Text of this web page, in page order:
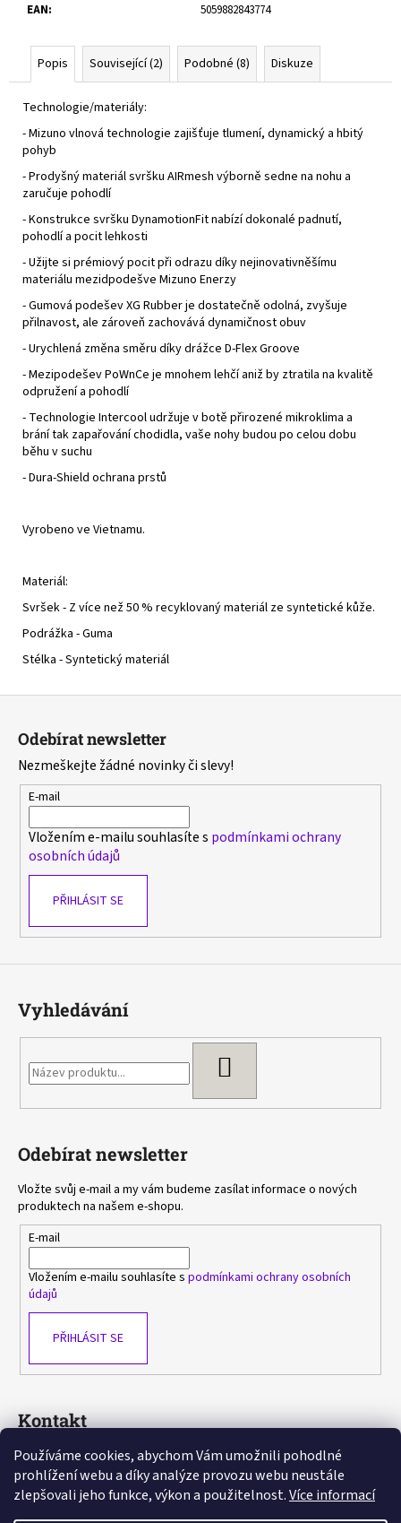
Používáme cookies, abychom Vám umožnili pohodlné
prohlížení webu a díky analýze provozu webu neustále
zlepšovali jeho funkce, výkon a použitelnost.Více informací
EAN: 5059882843774
Popis Související (2) Podobné (8) Diskuze
Technologie/materiály:
- Mizuno vlnová technologie zajišťuje tlumení, dynamický a hbitý
pohyb
- Prodyšný materiál svršku AIRmesh výborně sedne na nohu a
zaručuje pohodlí
- Konstrukce svršku DynamotionFit nabízí dokonalé padnutí,
pohodlí a pocit lehkosti
- Užijte si prémiový pocit při odrazu díky nejinovativněšímu
materiálu mezidpodešve Mizuno Enerzy
- Gumová podešev XG Rubber je dostatečně odolná, zvyšuje
přilnavost, ale zároveň zachovává dynamičnost obuv
- Urychlená změna směru díky drážce D-Flex Groove
- Mezipodešev PoWnCe je mnohem lehčí aniž by ztratila na kvalitě
odpružení a pohodlí
- Technologie Intercool udržuje v botě přirozené mikroklima a
brání tak zapařování chodidla, vaše nohy budou po celou dobu
běhu v suchu
- Dura-Shield ochrana prstů
Vyrobeno ve Vietnamu.
Materiál:
Svršek - Z více než 50 % recyklovaný materiál ze syntetické kůže.
Podrážka - Guma
Stélka - Syntetický materiál
Odebírat newsletter
Nezmeškejte žádné novinky či slevy!
E-mail
Vložením e-mailu souhlasíte s podmínkami ochrany
osobních údajů
PŘIHLÁSIT SE
Vyhledávání
Odebírat newsletter
Vložte svůj e-mail a my vám budeme zasílat informace o nových
produktech na našem e-shopu.
E-mail
Vložením e-mailu souhlasíte s podmínkami ochrany osobních
údajů
PŘIHLÁSIT SE
Kontakt
sasa@ avlka.cz
+420 603 778 892
https://www.facebook.com/avlka